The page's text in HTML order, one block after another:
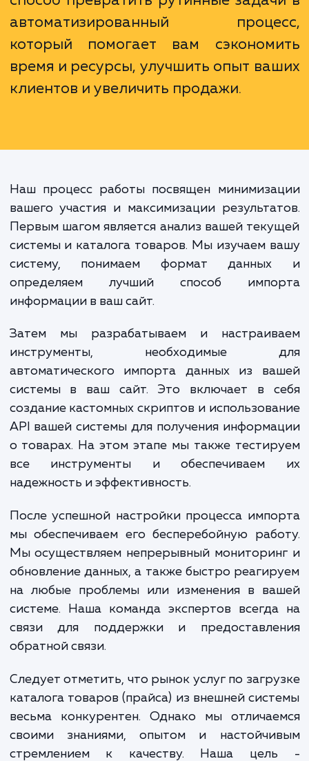
Использование нашего
загрузке каталога товаров из
системы представляет
автоматизированный
который помогает вам
время и ресурсы, улучшить опыт
клиентов и увеличить продажи.
Наш процесс работы посвящен
вашего участия и максимизации
Первым шагом является анализ вашей
системы и каталога товаров. Мы изучаем
систему, понимаем формат
определяем лучший способ
информации в ваш сайт.
Затем мы разрабатываем и
инструменты, необходимые
автоматического импорта данных из
системы в ваш сайт. Это включает в
создание кастомных скриптов и
API вашей системы для получения
о товарах. На этом этапе мы также
все инструменты и
надежность и эффективность.
После успешной настройки процесса
мы обеспечиваем его бесперебойную